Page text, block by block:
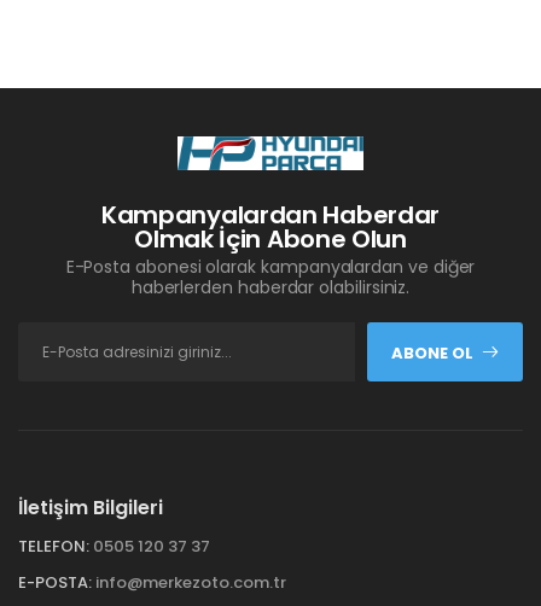
Kampanyalardan Haberdar
Olmak İçin Abone Olun
E-Posta abonesi olarak kampanyalardan ve diğer
haberlerden haberdar olabilirsiniz.
ABONE OL
İletişim Bilgileri
TELEFON: 0505 120 37 37
E-POSTA: info@merkezoto.com.tr